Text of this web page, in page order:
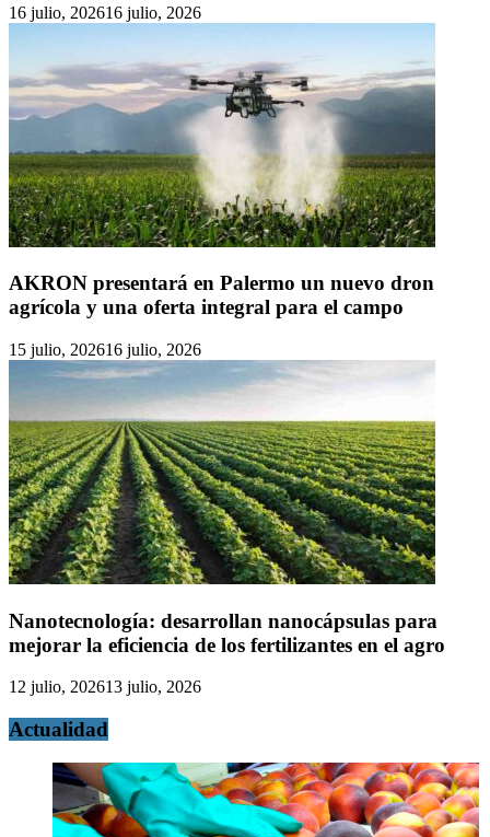
16 julio, 202616 julio, 2026
AKRON presentará en Palermo un nuevo dron
agrícola y una oferta integral para el campo
15 julio, 202616 julio, 2026
Nanotecnología: desarrollan nanocápsulas para
mejorar la eficiencia de los fertilizantes en el agro
12 julio, 202613 julio, 2026
Actualidad